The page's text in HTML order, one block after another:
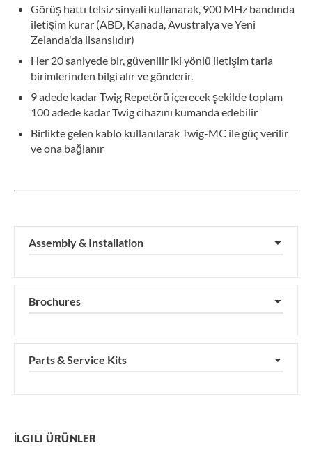
Görüş hattı telsiz sinyali kullanarak, 900 MHz bandında
iletişim kurar (ABD, Kanada, Avustralya ve Yeni
Zelanda'da lisanslıdır)
Her 20 saniyede bir, güvenilir iki yönlü iletişim tarla
birimlerinden bilgi alır ve gönderir.
9 adede kadar Twig Repetörü içerecek şekilde toplam
100 adede kadar Twig cihazını kumanda edebilir
Birlikte gelen kablo kullanılarak Twig-MC ile güç verilir
ve ona bağlanır
Assembly & Installation ▼
Brochures ▼
Parts & Service Kits ▼
İLGILI ÜRÜNLER